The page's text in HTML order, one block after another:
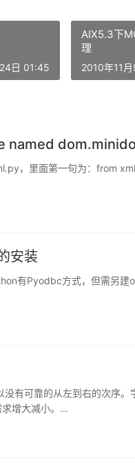
日 01:45
AIX5.3下
理
2010年11
named
，里面第一句为：from
安装
有Pyodbc方式，但需另
有可靠的从左到右的次序
求增大减小。…